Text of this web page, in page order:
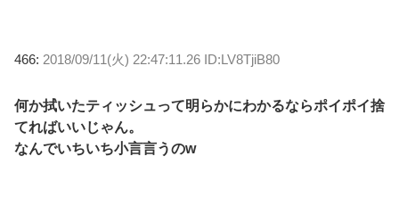
466: 2018/09/11(火) 22:47:11.26 ID:LV8TjiB80
何か拭いたティッシュって明らかにわかるならポイポイ捨
てればいいじゃん。
なんでいちいち小言言うのw